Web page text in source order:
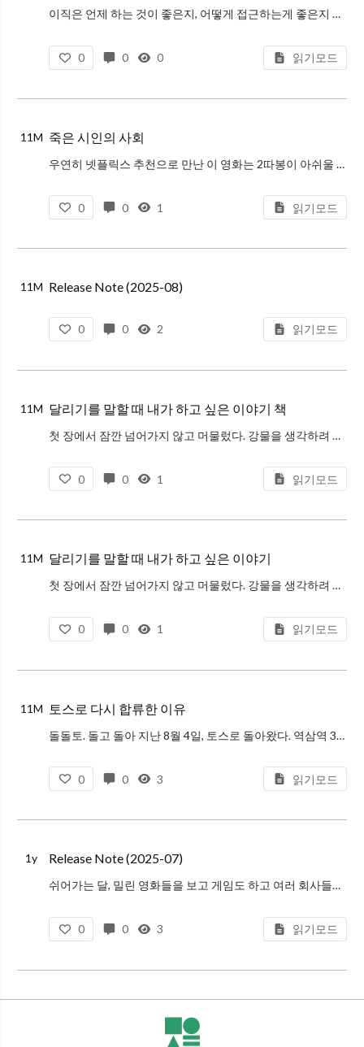
이직은 언제 하는 것이 좋은지, 어떻게 접근하는게 좋은지 이런 저런 생각을 정리해봤다. 이력서는 이래야 한다와 같은 내용은 많이 있기 때문에 이직 자체에 대한 이야기를 많이 하려고 한다.
0 0 0 읽기모드
11M 죽은 시인의 사회
우연히 넷플릭스 추천으로 만난 이 영화는 2따봉이 아쉬울 정도로 좋았던 영화이다. 아카데미 극본상을 수상한 영화이긴 한데 이번을 계기로 넷플릭스 추천 로직을 신뢰하게 됐다.
0 0 1 읽기모드
11M Release Note (2025-08)
0 0 2 읽기모드
11M 달리기를 말할 때 내가 하고 싶은 이야기 책
첫 장에서 잠깐 넘어가지 않고 머물렀다. 강물을 생각하려 한다. 구름을 생각하려 한다. 나는 소박하고 아담한 공백 속을, 정겨운 침묵 속을 그저 계속 달려가고 있다. 그 누가 뭐라고 해도, 그것은 여간 멋진 일이 아니다. 첫 장,
0 0 1 읽기모드
11M 달리기를 말할 때 내가 하고 싶은 이야기
첫 장에서 잠깐 넘어가지 않고 머물렀다. 강물을 생각하려 한다. 구름을 생각하려 한다. 나는 소박하고 아담한 공백 속을, 정겨운 침묵 속을 그저 계속 달려가고 있다. 그 누가 뭐라고 해도, 그것은 여간 멋진 일이 아니다. 첫 장,
0 0 1 읽기모드
11M 토스로 다시 합류한 이유
돌돌토. 돌고 돌아 지난 8월 4일, 토스로 돌아왔다. 역삼역 3번 출구에서 나와 아크플레이스 건물에 들어서는 감회가 새로웠다. 퇴사하고 지난 1년 동안 여러 커리어 고민이 있었고 어떤 팀으로 합류해야 하나 고민을 하시는 분들에게
0 0 3 읽기모드
1y Release Note (2025-07)
쉬어가는 달, 밀린 영화들을 보고 게임도 하고 여러 회사들을 만났다. 경력이 어느정도 있는 엔지니어에게는 아직까진 기회가 많은 것 같다.
0 0 3 읽기모드